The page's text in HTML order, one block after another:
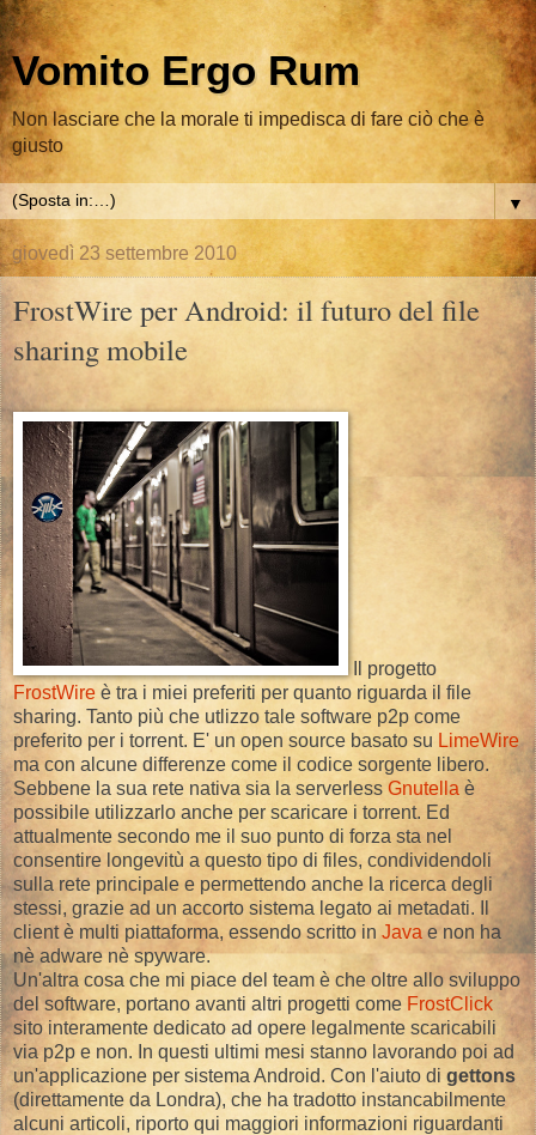
Vomito Ergo Rum
Non lasciare che la morale ti impedisca di fare ciò che è
giusto
▼
giovedì 23 settembre 2010
FrostWire per Android: il futuro del file
sharing mobile
Il progetto
FrostWire è tra i miei preferiti per quanto riguarda il file
sharing. Tanto più che utlizzo tale software p2p come
preferito per i torrent. E' un open source basato su LimeWire
ma con alcune differenze come il codice sorgente libero.
Sebbene la sua rete nativa sia la serverless Gnutella è
possibile utilizzarlo anche per scaricare i torrent. Ed
attualmente secondo me il suo punto di forza sta nel
consentire longevitù a questo tipo di files, condividendoli
sulla rete principale e permettendo anche la ricerca degli
stessi, grazie ad un accorto sistema legato ai metadati. Il
client è multi piattaforma, essendo scritto in Java e non ha
nè adware nè spyware.
Un'altra cosa che mi piace del team è che oltre allo sviluppo
del software, portano avanti altri progetti come FrostClick
sito interamente dedicato ad opere legalmente scaricabili
via p2p e non. In questi ultimi mesi stanno lavorando poi ad
un'applicazione per sistema Android. Con l'aiuto di gettons
(direttamente da Londra), che ha tradotto instancabilmente
alcuni articoli, riporto qui maggiori informazioni riguardanti